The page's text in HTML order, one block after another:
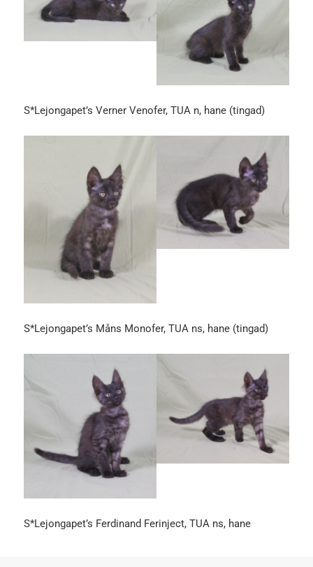
S*Lejongapet’s Verner Venofer, TUA n, hane (tingad)
S*Lejongapet’s Måns Monofer, TUA ns, hane (tingad)
S*Lejongapet’s Ferdinand Ferinject, TUA ns, hane